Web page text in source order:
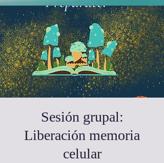
Sesión grupal:
Liberación memoria
celular